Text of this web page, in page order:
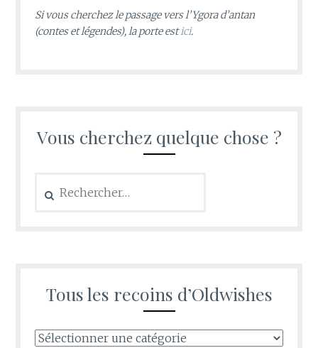
Si vous cherchez le passage vers l’Ygora d’antan
(contes et légendes), la porte estici.
Vous cherchez quelque chose ?
Tous les recoins d’Oldwishes
Tous